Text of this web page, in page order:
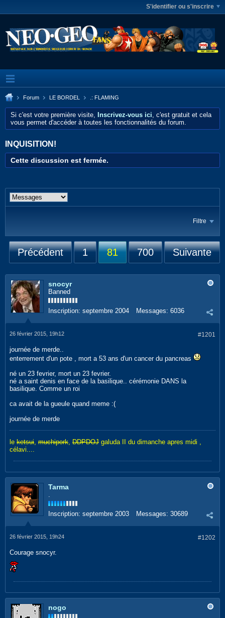
S'identifier ou s'inscrire
Forum LE BORDEL .: FLAMING
Si c'est votre première visite, Inscrivez-vous ici, c'est gratuit et cela
vous permet d'accéder à toutes les fonctionnalités du forum.
INQUISITION!
Cette discussion est fermée.
Filtre
Précédent 1 81 700 Suivante
snocyr
Banned
Inscription: septembre 2004 Messages: 6036
#1201
26 février 2015, 19h12
journée de merde..
enterrement d'un pote , mort a 53 ans d'un cancer du pancreas
né un 23 fevrier, mort un 23 fevrier.
né a saint denis en face de la basilique.. cérémonie DANS la
basilique. Comme un roi
ca avait de la gueule quand meme :(
journée de merde
le ketsui, muchipork, DDPDOJ galuda II du dimanche apres midi ,
célavi....
Tarma
.
Inscription: septembre 2003 Messages: 30689
#1202
26 février 2015, 19h24
Courage snocyr.
nogo